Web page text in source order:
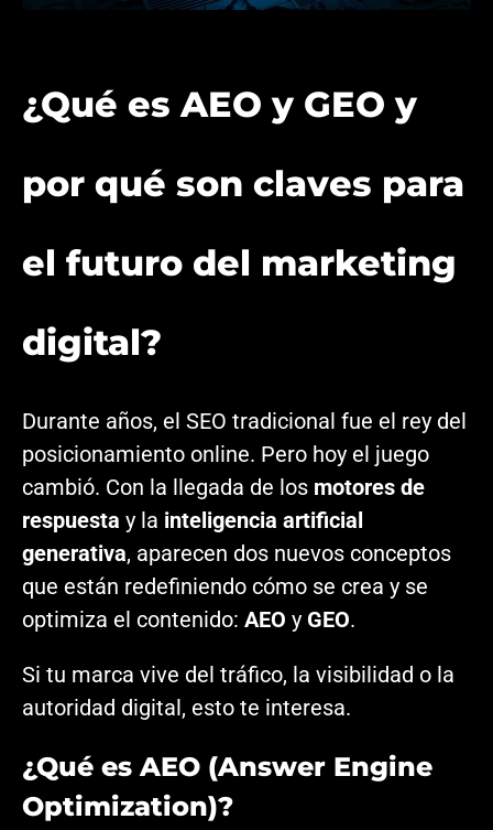
¿Qué es AEO y GEO y
por qué son claves para
el futuro del marketing
digital?
Durante años, el SEO tradicional fue el rey del
posicionamiento online. Pero hoy el juego
cambió. Con la llegada de los motores de
respuesta y la inteligencia artificial
generativa, aparecen dos nuevos conceptos
que están redefiniendo cómo se crea y se
optimiza el contenido: AEO y GEO.
Si tu marca vive del tráfico, la visibilidad o la
autoridad digital, esto te interesa.
¿Qué es AEO (Answer Engine
Optimization)?